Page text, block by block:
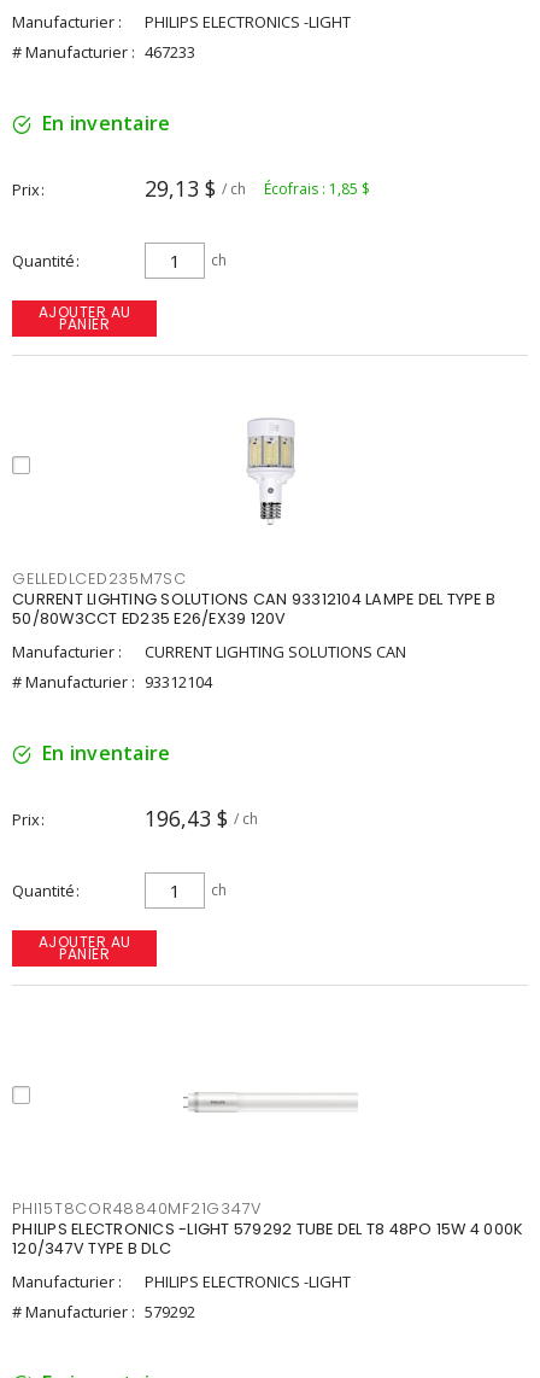
Manufacturier :
PHILIPS ELECTRONICS -LIGHT
# Manufacturier : 467233
En inventaire
Prix 29,13 $ / ch Écofrais : 1,85 $
Quantité ch
AJOUTER AU
PANIER
GELLEDLCED235M7SC
CURRENT LIGHTING SOLUTIONS CAN 93312104 LAMPE DEL TYPE B
50/80W3CCT ED235 E26/EX39 120V
Manufacturier :
CURRENT LIGHTING SOLUTIONS CAN
# Manufacturier : 93312104
En inventaire
Prix 196,43 $ / ch
Quantité ch
AJOUTER AU
PANIER
PHI15T8COR48840MF21G347V
PHILIPS ELECTRONICS -LIGHT 579292 TUBE DEL T8 48PO 15W 4 000K
120/347V TYPE B DLC
Manufacturier :
PHILIPS ELECTRONICS -LIGHT
# Manufacturier : 579292